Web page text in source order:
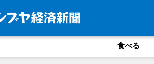
食べる